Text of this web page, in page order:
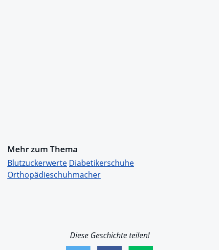
Mehr zum Thema
Blutzuckerwerte Diabetikerschuhe
Orthopädieschuhmacher
Diese Geschichte teilen!